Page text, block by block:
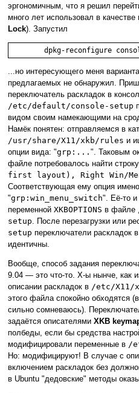
эргономичным, что я решил
много лет использовал в
Lock). Запустил
...но интересующего меня
предлагаемых не обнаружил.
переключатель раскладок в
/etc/default/console-setup
видом своим намекающими на
Намёк понятен: отправляемся в
/usr/share/X11/xkb/rules и
опции вида: "grp:... ". Таковым
файле потребовалось найти
first layout), Right Win/
Соответствующая ему опция
"grp:win_menu_switch". Её-то и
переменной XKBOPTIONS в файле
setup. После перезагрузки или
setup переключатели раскладок
идентичны.
Вообще, способ задания
9.04 — это что-то. Х-ы нынче, как
описании раскладок в /etc/X11/
этого файла спокойно обходятся
сильно сомневаюсь).
задаётся опиcатeлями XKB
полбеды, если бы средства
модифицировали переменные в /
Но: модифицируют! В случае с
включением раскладок без
в Ubuntu "дедовские" методы